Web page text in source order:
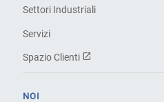
Settori Industriali
Servizi
Spazio Clienti
NOI